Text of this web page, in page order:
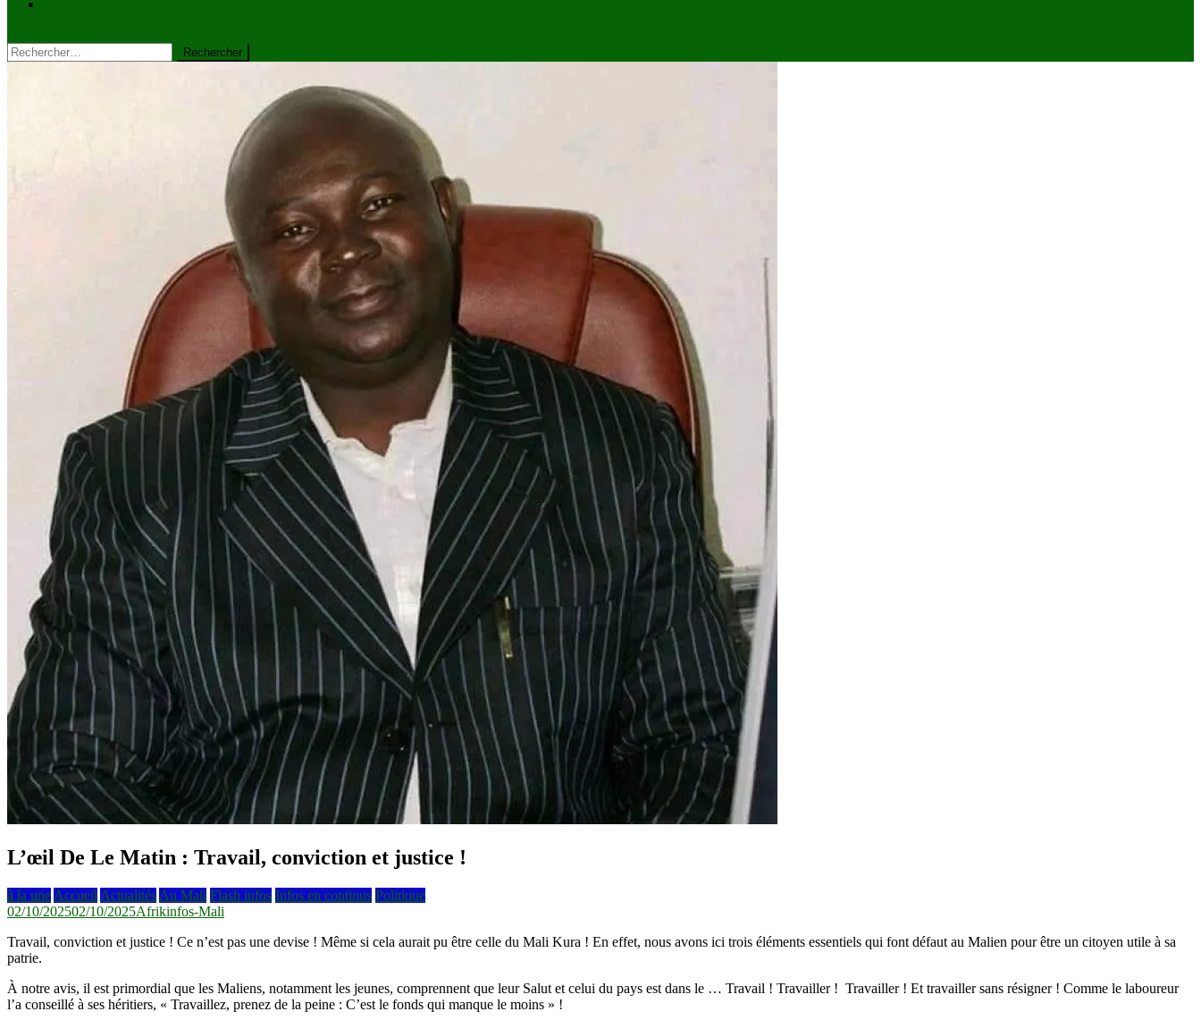
Rechercher :
L’œil De Le Matin : Travail, conviction et justice !
à la une Accueil Actualités Au Mali Flash infos Infos en continus Politique
02/10/202502/10/2025Afrikinfos-Mali
Travail, conviction et justice ! Ce n’est pas une devise ! Même si cela aurait pu être celle du Mali Kura ! En effet, nous avons ici trois éléments essentiels qui font défaut au Malien pour être un citoyen utile à sa
patrie.
À notre avis, il est primordial que les Maliens, notamment les jeunes, comprennent que leur Salut et celui du pays est dans le … Travail ! Travailler ! Travailler ! Et travailler sans résigner ! Comme le laboureur
l’a conseillé à ses héritiers, « Travaillez, prenez de la peine : C’est le fonds qui manque le moins » !